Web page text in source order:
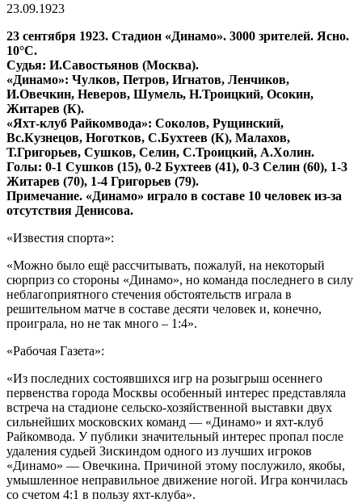
23.09.1923
23 сентября 1923. Стадион «Динамо». 3000 зрителей. Ясно.
10°С.
Судья: И.Савостьянов (Москва).
«Динамо»: Чулков, Петров, Игнатов, Ленчиков,
И.Овечкин, Неверов, Шумель, Н.Троицкий, Осокин,
Житарев (К).
«Яхт-клуб Райкомвода»: Соколов, Рущинский,
Вс.Кузнецов, Ноготков, С.Бухтеев (К), Малахов,
Т.Григорьев, Сушков, Селин, С.Троицкий, А.Холин.
Голы: 0-1 Сушков (15), 0-2 Бухтеев (41), 0-3 Селин (60), 1-3
Житарев (70), 1-4 Григорьев (79).
Примечание. «Динамо» играло в составе 10 человек из-за
отсутствия Денисова.
«Известия спорта»:
«Можно было ещё рассчитывать, пожалуй, на некоторый
сюрприз со стороны «Динамо», но команда последнего в силу
неблагоприятного стечения обстоятельств играла в
решительном матче в составе десяти человек и, конечно,
проиграла, но не так много – 1:4».
«Рабочая Газета»:
«Из последних состоявшихся игр на розыгрыш осеннего
первенства города Москвы особенный интерес представляла
встреча на стадионе сельско-хозяйственной выставки двух
сильнейших московских команд — «Динамо» и яхт-клуб
Райкомвода. У публики значительный интерес пропал после
удаления судьей Зискиндом одного из лучших игроков
«Динамо» — Овечкина. Причиной этому послужило, якобы,
умышленное неправильное движение ногой. Игра кончилась
со счетом 4:1 в пользу яхт-клуба».